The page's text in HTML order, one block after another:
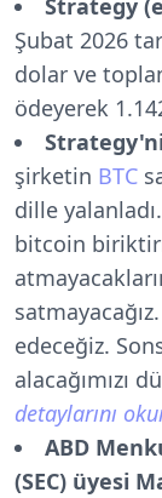
Şubat 2026
dolar ve
ödeyerek
şirketin BTC
dille
bitcoin
edeceğiz.
alacağımızı
detaylarını
ABD
(SEC) üyesi